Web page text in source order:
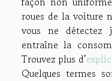
roues de la voiture
vous ne détectez
entraîne la
Trouvez plus d’
Quelques termes